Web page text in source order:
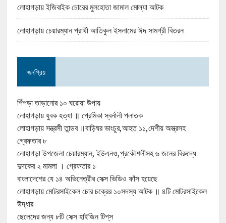
লোহাগড়ায় ইজিবাইক চোরের মুলহোতা জামাল মোল্যা আটক
লোহাগড়ায় চেয়ারম্যান প্রার্থী আতিকুল ইসলামের ঈদ সামগ্রী বিতরন
জনপ্রিয়
পিঁপড়া তাড়ানোর ১০ ঘরোয়া উপায়
লোহাগড়ায় যুবক হত্যা ॥ প্রেমিকা স্বর্নালী পলাতক
লোহাগড়ায় সন্ত্রসী তান্ডব ॥বাড়িঘর ভাংচুর,আহত ১১,দেশীয় অস্ত্রসহ
গ্রেফতার ৮
লোহাগড়া উপজেলা চেয়ারম্যান, ইউএনও,প্রকৌশলীসহ ৬ জনের বিরুদ্ধে
দুদকের ২ মামলা । গ্রেফতার ১
বাংলাদেশের যে ১৪ অভিনেত্রীর সেক্স ভিডিও ফাঁস হয়েছে
লোহাগড়ায় মোটরসাইকেল চোর চক্রের ১০সদস্য আটক ॥ ৪টি মোটরসাইকেল
উদ্ধার
ছেলেদের জন্য ৮টি সেক্স হাইজিন টিপ্‌স